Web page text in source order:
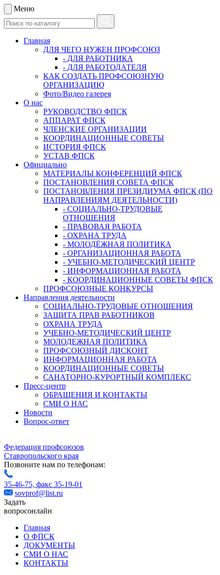
Меню
Главная
ДЛЯ ЧЕГО НУЖЕН ПРОФСОЮЗ
- ДЛЯ РАБОТНИКА
- ДЛЯ РАБОТОДАТЕЛЯ
КАК СОЗДАТЬ ПРОФСОЮЗНУЮ
ОРГАНИЗАЦИЮ
Фото/Видео галерея
О нас
РУКОВОДСТВО ФПСК
АППАРАТ ФПСК
ЧЛЕНСКИЕ ОРГАНИЗАЦИИ
КООРДИНАЦИОННЫЕ СОВЕТЫ
ИСТОРИЯ ФПСК
УСТАВ ФПСК
Официально
МАТЕРИАЛЫ КОНФЕРЕНЦИЙ ФПСК
ПОСТАНОВЛЕНИЯ СОВЕТА ФПСК
ПОСТАНОВЛЕНИЯ ПРЕЗИДИУМА ФПСК (ПО
НАПРАВЛЕНИЯМ ДЕЯТЕЛЬНОСТИ)
- СОЦИАЛЬНО-ТРУДОВЫЕ
ОТНОШЕНИЯ
- ПРАВОВАЯ РАБОТА
- ОХРАНА ТРУДА
- МОЛОДЁЖНАЯ ПОЛИТИКА
- ОРГАНИЗАЦИОННАЯ РАБОТА
- УЧЕБНО-МЕТОДИЧЕСКИЙ ЦЕНТР
- ИНФОРМАЦИОННАЯ РАБОТА
- КООРДИНАЦИОННЫЕ СОВЕТЫ ФПСК
ПРОФСОЮЗНЫЕ КОНКУРСЫ
Направления деятельности
СОЦИАЛЬНО-ТРУДОВЫЕ ОТНОШЕНИЯ
ЗАЩИТА ПРАВ РАБОТНИКОВ
ОХРАНА ТРУДА
УЧЕБНО-МЕТОДИЧЕСКИЙ ЦЕНТР
МОЛОДЕЖНАЯ ПОЛИТИКА
ПРОФСОЮЗНЫЙ ДИСКОНТ
ИНФОРМАЦИОННАЯ РАБОТА
КООРДИНАЦИОННЫЕ СОВЕТЫ
САНАТОРНО-КУРОРТНЫЙ КОМПЛЕКС
Пресс-центр
ОБРАЩЕНИЯ И КОНТАКТЫ
СМИ О НАС
Новости
Вопрос-ответ
Федерация профсоюзов
Ставропольского края
Позвоните нам по телефонам:
35-46-75, факс 35-19-01
sovprof@list.ru
Задать
вопросонлайн
Главная
О ФПСК
ДОКУМЕНТЫ
СМИ О НАС
КОНТАКТЫ